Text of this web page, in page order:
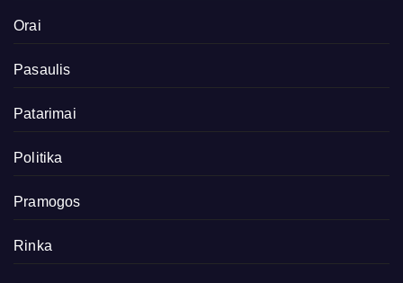
Orai
Pasaulis
Patarimai
Politika
Pramogos
Rinka